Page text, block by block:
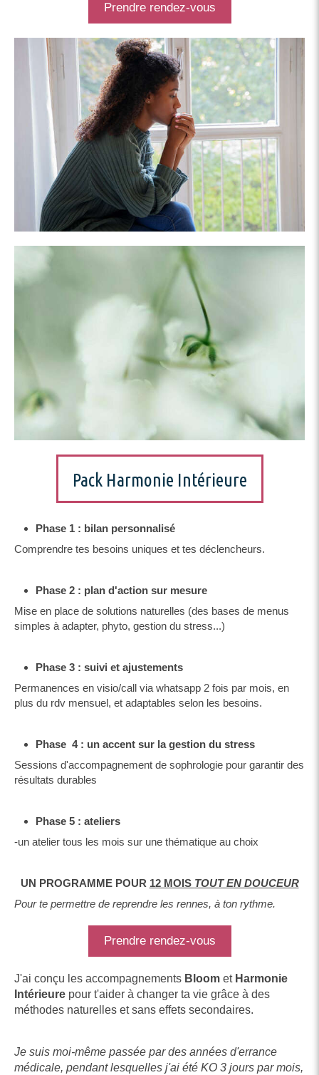
Prendre rendez-vous
Pack Harmonie Intérieure
Phase 1 : bilan personnalisé
Comprendre tes besoins uniques et tes déclencheurs.
Phase 2 : plan d'action sur mesure
Mise en place de solutions naturelles (des bases de menus
simples à adapter, phyto, gestion du stress...)
Phase 3 : suivi et ajustements
Permanences en visio/call via whatsapp 2 fois par mois, en
plus du rdv mensuel, et adaptables selon les besoins.
Phase 4 : un accent sur la gestion du stress
Sessions d'accompagnement de sophrologie pour garantir des
résultats durables
Phase 5 : ateliers
-un atelier tous les mois sur une thématique au choix
UN PROGRAMME POUR 12 MOIS TOUT EN DOUCEUR
Pour te permettre de reprendre les rennes, à ton rythme.
Prendre rendez-vous
J'ai conçu les accompagnements Bloom et Harmonie
Intérieure pour t'aider à changer ta vie grâce à des
méthodes naturelles et sans effets secondaires.
Je suis moi-même passée par des années d'errance
médicale, pendant lesquelles j'ai été KO 3 jours par mois,